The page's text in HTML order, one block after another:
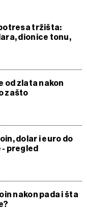
tržišta:
dionice tonu,
od zlata nakon
zašto
dolar i euro do
- pregled
nakon pada i šta